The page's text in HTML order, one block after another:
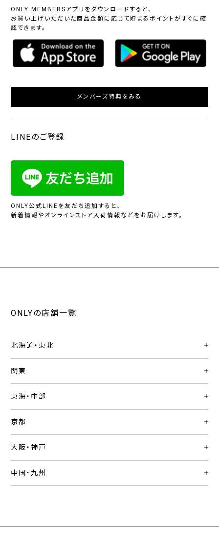
ONLY MEMBERSアプリをダウンロードすると、
お買い上げいただいた商品金額に応じて貯まるポイントがすぐに確
認できます。
メンバーズ特典をみる
LINEのご登録
ONLY公式LINEを友だち追加すると、
新着情報やオンラインストア入荷情報などをお届けします。
ONLYの店舗一覧
北海道・東北
関東
東海・中部
京都
大阪・神戸
中国・九州